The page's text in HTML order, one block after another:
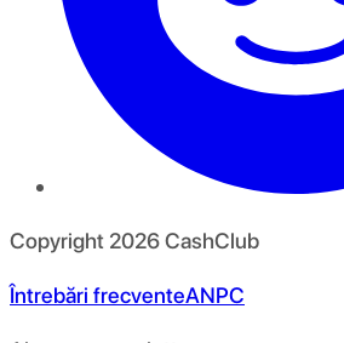
Copyright 2026CashClub
Întrebări frecventeANPC